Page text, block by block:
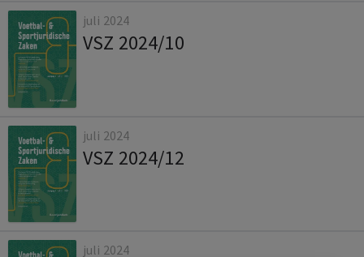
juli 2024
VSZ 2024/10
juli 2024
VSZ 2024/12
juli 2024